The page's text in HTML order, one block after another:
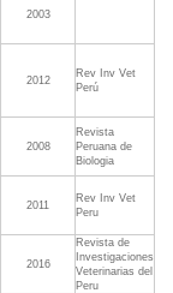
2003
2012
Rev Inv Vet
Perú
2008
Revista
Peruana de
Biologia
2011
Rev Inv Vet
Peru
2016
Revista de
Investigaciones
Veterinarias del
Peru